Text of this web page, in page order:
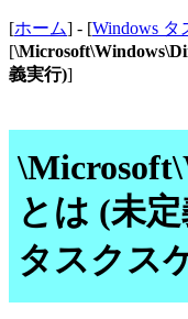
[ホーム] - [Windows
[
義実行)]
とは (未
タスクス